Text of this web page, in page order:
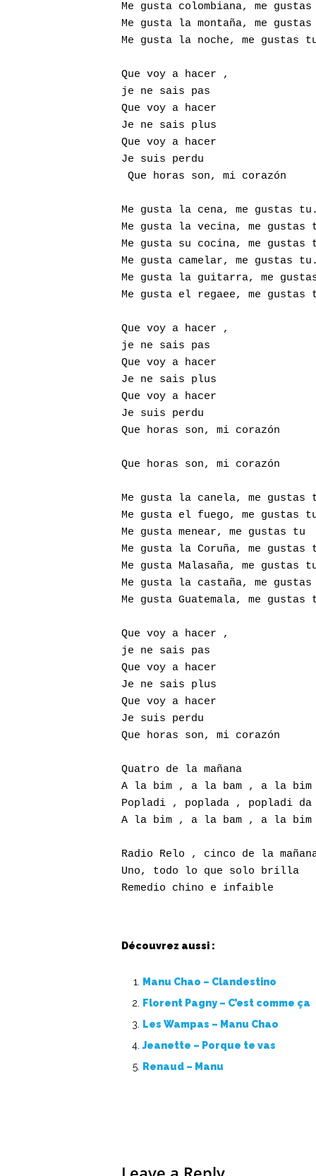
Me gusta
Me gusta la
Me gusta la noche, me gustas
Que voy a
je ne sais
Que voy a
Je ne sais
Que voy a
Je suis perdu
Que horas son, mi corazón
Me gusta la cena,
Me gusta la
Me gusta su
Me gusta camelar,
Me gusta la
Me gusta el regaee, me gustas
Que voy a
je ne sais
Que voy a
Je ne sais
Que voy a
Je suis perdu
Que horas son, mi corazón
Que horas son, mi corazón
Me gusta la
Me gusta el fuego,
Me gusta menear,
Me gusta la
Me gusta
Me gusta la
Me gusta Guatemala, me gustas
Que voy a
je ne sais
Que voy a
Je ne sais
Que voy a
Je suis perdu
Que horas son, mi corazón
Quatro de la mañana
A la bim , a la bam , a la bim
Popladi , poplada , popladi da
A la bim , a la bam , a la bim
Radio Relo , cinco de la
Uno, todo lo que solo brilla
Découvrez aussi :
Manu Chao – Clandestino
Florent Pagny – C’est comme ça
Les Wampas – Manu Chao
Jeanette – Porque te vas
Renaud – Manu